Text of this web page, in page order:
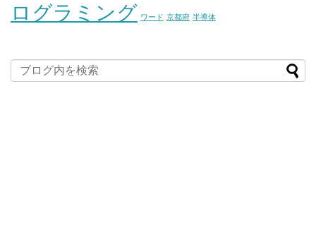
ログラミング ワード 京都府 半導体